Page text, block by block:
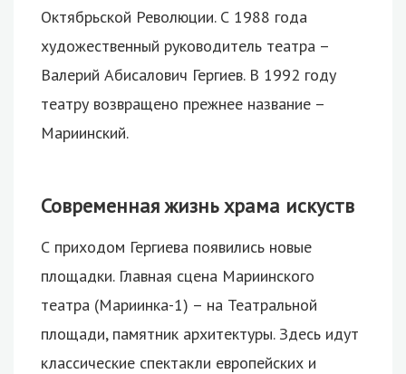
Октябрьской Революции. С 1988 года
художественный руководитель театра –
Валерий Абисалович Гергиев. В 1992 году
театру возвращено прежнее название –
Мариинский.
Современная жизнь храма искуств
С приходом Гергиева появились новые
площадки. Главная сцена Мариинского
театра (Мариинка-1) – на Театральной
площади, памятник архитектуры. Здесь идут
классические спектакли европейских и